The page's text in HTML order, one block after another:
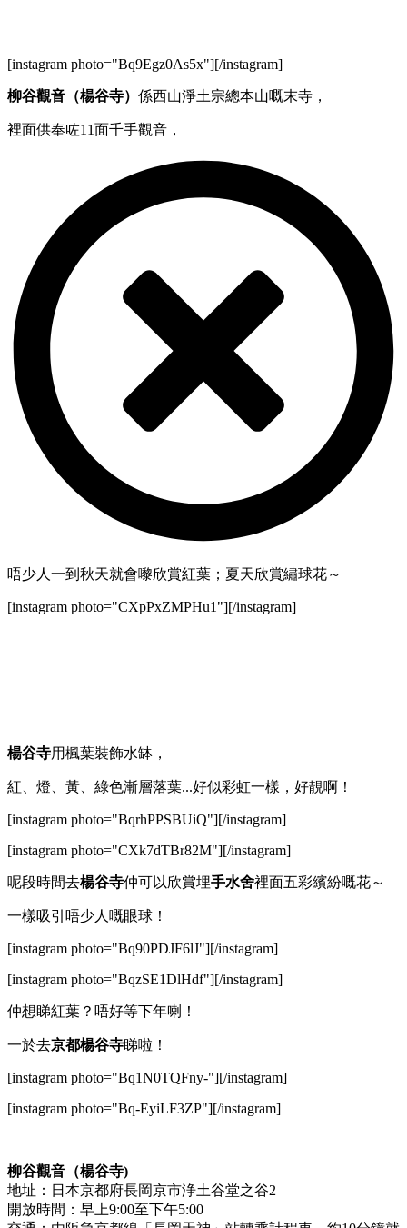
[instagram photo="Bq9Egz0As5x"][/instagram]
柳谷觀音（楊谷寺） 係西山淨土宗總本山嘅末寺，
裡面供奉咗11面千手觀音，
唔少人一到秋天就會嚟欣賞紅葉；夏天欣賞繡球花～
[instagram photo="CXpPxZMPHu1"][/instagram]
楊谷寺用楓葉裝飾水缽，
紅、燈、黃、綠色漸層落葉...好似彩虹一樣，好靚啊！
[instagram photo="BqrhPPSBUiQ"][/instagram]
[instagram photo="CXk7dTBr82M"][/instagram]
呢段時間去楊谷寺仲可以欣賞埋手水舍裡面五彩繽紛嘅花～
一樣吸引唔少人嘅眼球！
[instagram photo="Bq90PDJF6lJ"][/instagram]
[instagram photo="BqzSE1DlHdf"][/instagram]
仲想睇紅葉？唔好等下年喇！
一於去京都楊谷寺睇啦！
[instagram photo="Bq1N0TQFny-"][/instagram]
[instagram photo="Bq-EyiLF3ZP"][/instagram]
柳谷觀音（楊谷寺)
地址：日本京都府長岡京市浄土谷堂之谷2
開放時間：早上9:00至下午5:00